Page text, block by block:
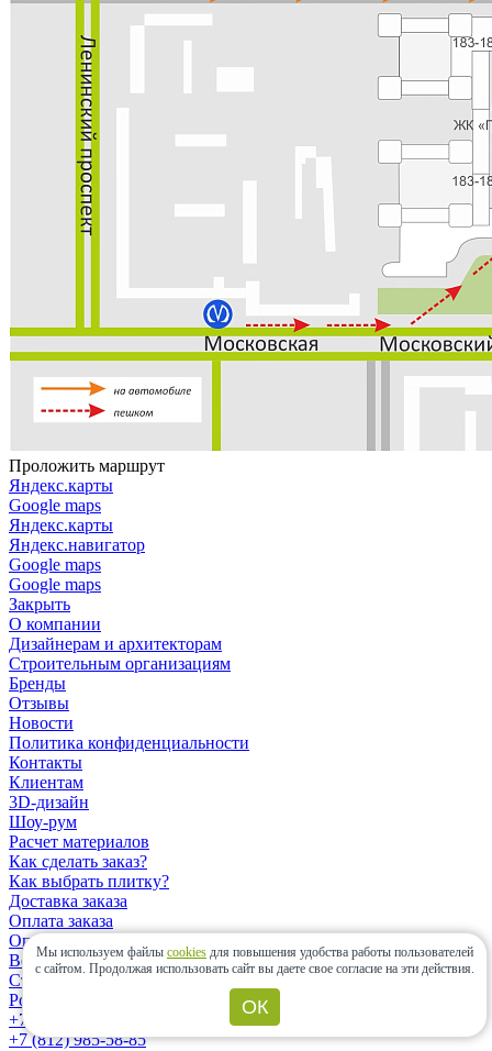
Проложить маршрут
Яндекс.карты
Google maps
Яндекс.карты
Яндекс.навигатор
Google maps
Google maps
Закрыть
О компании
Дизайнерам и архитекторам
Строительным организациям
Бренды
Отзывы
Новости
Политика конфиденциальности
Контакты
Клиентам
3D-дизайн
Шоу-рум
Расчет материалов
Как сделать заказ?
Как выбрать плитку?
Доставка заказа
Оплата заказа
Оплата банковской картой онлайн
Возврат заказа
Статьи
Розничным клиентам
+7 (962) 343-21-12
+7 (812) 985-58-85
Мы используем файлы cookies для повышения удобства работы пользователей
с сайтом. Продолжая использовать сайт вы даете свое согласие на эти действия.
ОК